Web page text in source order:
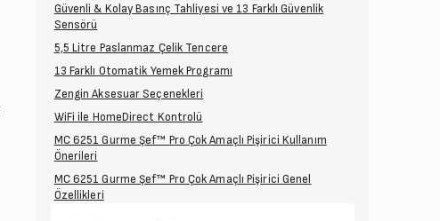
Güvenli & Kolay Basınç Tahliyesi ve 13 Farklı Güvenlik
Sensörü
5,5 Litre Paslanmaz Çelik Tencere
13 Farklı Otomatik Yemek Programı
Zengin Aksesuar Seçenekleri
WiFi ile HomeDirect Kontrolü
MC 6251 Gurme Şef™ Pro Çok Amaçlı Pişirici Kullanım
Önerileri
MC 6251 Gurme Şef™ Pro Çok Amaçlı Pişirici Genel
Özellikleri